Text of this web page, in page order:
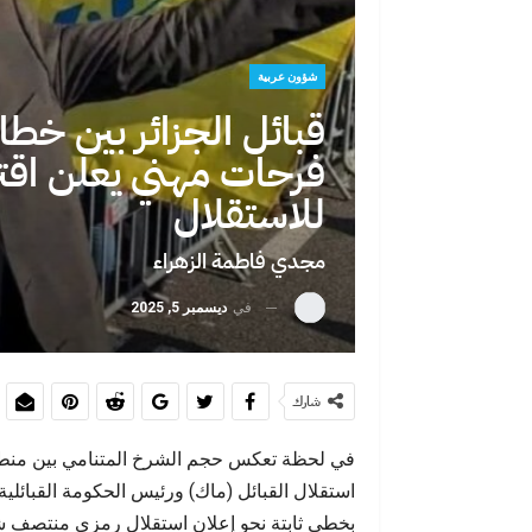
شؤون عربية
قبائل الجزائر بين
فرحات مهني يعلن
للاستقلال
مجدي فاطمة الزهراء
في ديسمبر 5, 2025
شارك
في لحظة تعكس حجم الشرخ المتنامي بين
استقلال القبائل (ماك) ورئيس الحكومة
بخطى ثابتة نحو إعلان استقلال رمزي منتصف
حين تصبح
حين يفضح